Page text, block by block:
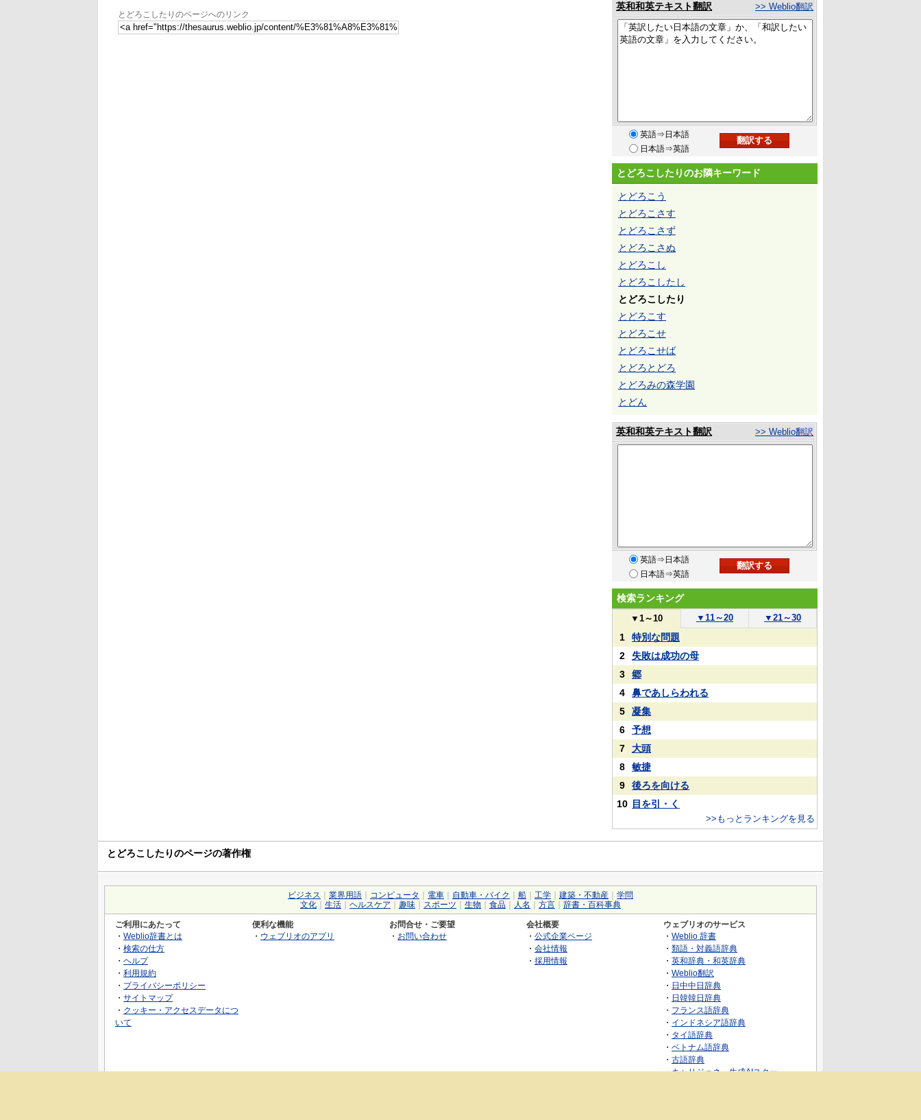
とどろこしたりのページへのリンク
英和和英テキスト翻訳 >> Weblio翻訳
英語⇒日本語
日本語⇒英語
とどろこしたりのお隣キーワード
とどろこう
とどろこさす
とどろこさず
とどろこさぬ
とどろこし
とどろこしたし
とどろこしたり
とどろこす
とどろこせ
とどろこせば
とどろとどろ
とどろみの森学園
とどん
英和和英テキスト翻訳 >> Weblio翻訳
英語⇒日本語
日本語⇒英語
検索ランキング
▼ 1～10 ▼ 11～20 ▼ 21～30
1
特別な問題
2
失敗は成功の母
3
郷
4
鼻であしらわれる
5
凝集
6
予想
7
大頭
8
敏捷
9
後ろを向ける
10 目を引・く
>>もっとランキングを見る
とどろこしたりのページの著作権
ビジネス 業界用語 コンピュータ 電車 自動車・バイク 船 工学 建築・不動産
学問
文化
生活 ヘルスケア 趣味 スポーツ 生物 食品 人名 方言 辞書・百科事典
ご利用にあたって
・ Weblio辞書とは
・ 検索の仕方
・ ヘルプ
・ 利用規約
・ プライバシーポリシー
・ サイトマップ
・ クッキー・アクセスデータにつ
いて
便利な機能
・ ウェブリオのアプリ
お問合せ・ご要望
・ お問い合わせ
会社概要
・ 公式企業ページ
・ 会社情報
・ 採用情報
ウェブリオのサービス
・ Weblio 辞書
・ 類語・対義語辞典
・ 英和辞典・和英辞典
・ Weblio翻訳
・ 日中中日辞典
・ 日韓韓日辞典
・ フランス語辞典
・ インドネシア語辞典
・ タイ語辞典
・ ベトナム語辞典
・ 古語辞典
・キャリジェネ～生成AIスクー